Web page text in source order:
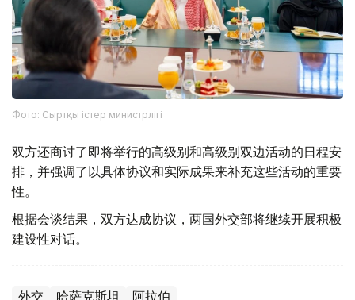
Фото: Сыртқы істер министрлігі
双方还商讨了即将举行的高级别和高级别双边活动的日程安
排，并强调了以具体协议和实际成果来补充这些活动的重要
性。
根据会谈结果，双方达成协议，两国外交部将继续开展积极
建设性对话。
外交 哈萨克斯坦 阿拉伯